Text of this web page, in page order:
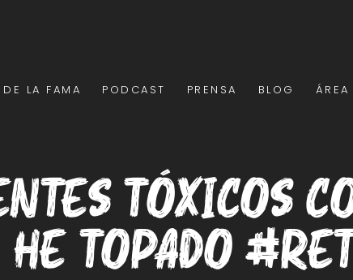
LA FAMA PODCAST PRENSA BLOG
tóxicos
he topado